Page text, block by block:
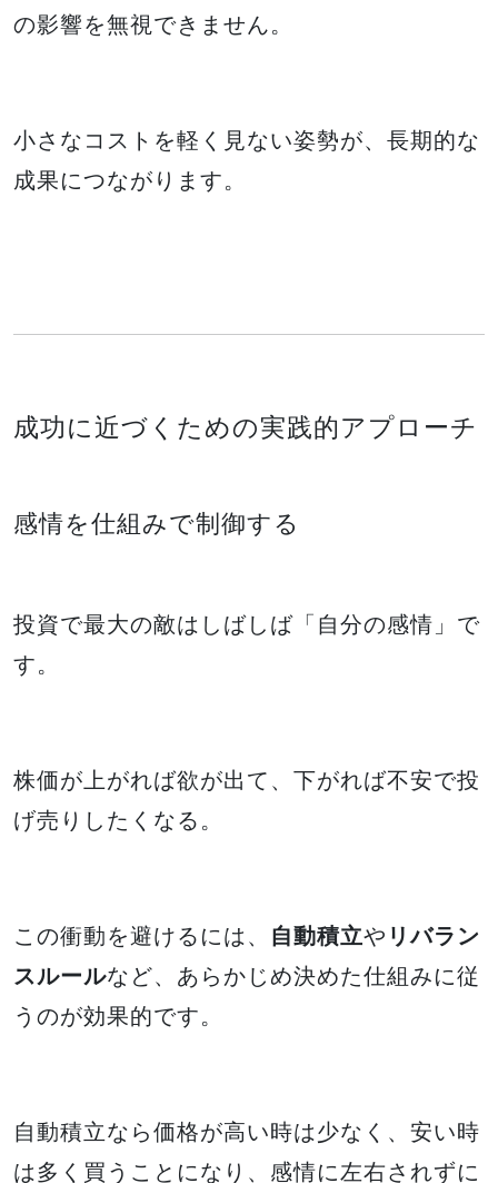
の影響を無視できません。
小さなコストを軽く見ない姿勢が、長期的な
成果につながります。
成功に近づくための実践的アプローチ
感情を仕組みで制御する
投資で最大の敵はしばしば「自分の感情」で
す。
株価が上がれば欲が出て、下がれば不安で投
げ売りしたくなる。
この衝動を避けるには、 自動積立や リバラン
スルールなど、あらかじめ決めた仕組みに従
うのが効果的です。
自動積立なら価格が高い時は少なく、安い時
は多く買うことになり、感情に左右されずに